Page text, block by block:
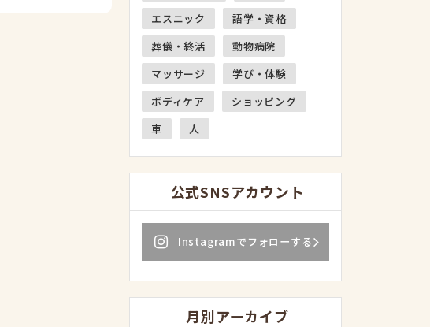
エスニック
語学・資格
葬儀・終活
動物病院
マッサージ
学び・体験
ボディケア
ショッピング
車
人
公式SNSアカウント
Instagramでフォローする
月別アーカイブ